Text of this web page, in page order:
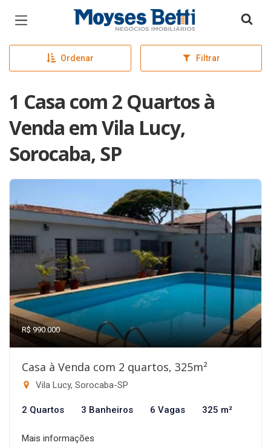
Página inicial
Ordenar Filtrar
1 Casa com 2 Quartos à
Venda em Vila Lucy,
Sorocaba, SP
R$ 990.000
Casa à Venda com 2 quartos, 325m²
Vila Lucy, Sorocaba-SP
2 Quartos 3 Banheiros 6 Vagas 325 m²
Mais informações